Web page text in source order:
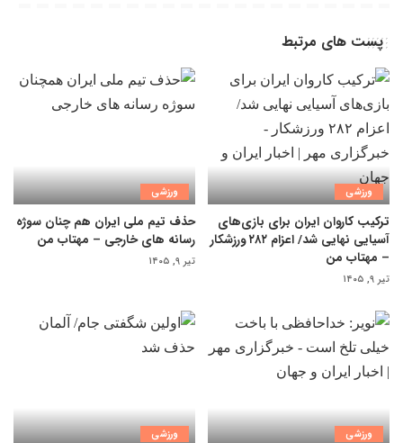
پست های مرتبط
ورزشی
ترکیب کاروان ایران برای بازی‌های
آسیایی نهایی شد/ اعزام ۲۸۲ ورزشکار
– مهتاب من
تیر ۹, ۱۴۰۵
ورزشی
حذف تیم ملی ایران هم چنان سوژه
رسانه های خارجی – مهتاب من
تیر ۹, ۱۴۰۵
ورزشی ورزشی